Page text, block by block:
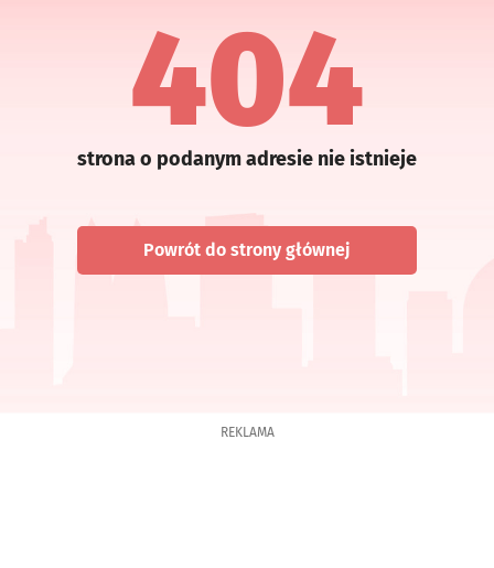
404
strona o podanym adresie nie istnieje
Powrót do strony głównej
REKLAMA